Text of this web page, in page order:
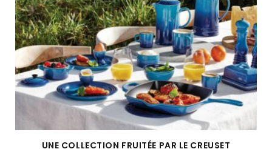
UNE COLLECTION FRUITÉE PAR LE CREUSET